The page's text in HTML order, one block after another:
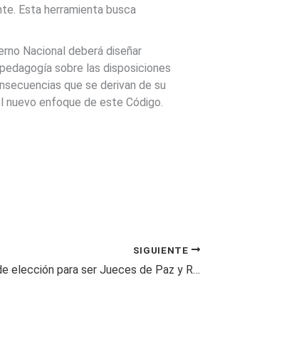
Esta herramienta busca
Nacional deberá diseñar
sobre las disposiciones
que se derivan de su
enfoque de este Código.
SIGUIENTE
Comenzó proceso de elección para ser Jueces de Paz y Reconsideración